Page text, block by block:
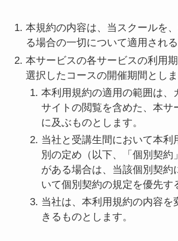
本規約の内容は、当スクールを
る場合の一切について適用され
本サービスの各サービスの利用
選択したコースの開催期間としま
本利用規約の適用の範囲は、
サイトの閲覧を含めた、本サ
に及ぶものとします。
当社と受講生間において本利
別の定め（以下、「個別契約
がある場合は、当該個別契約
いて個別契約の規定を優先す
当社は、本利用規約の内容を
きるものとします。